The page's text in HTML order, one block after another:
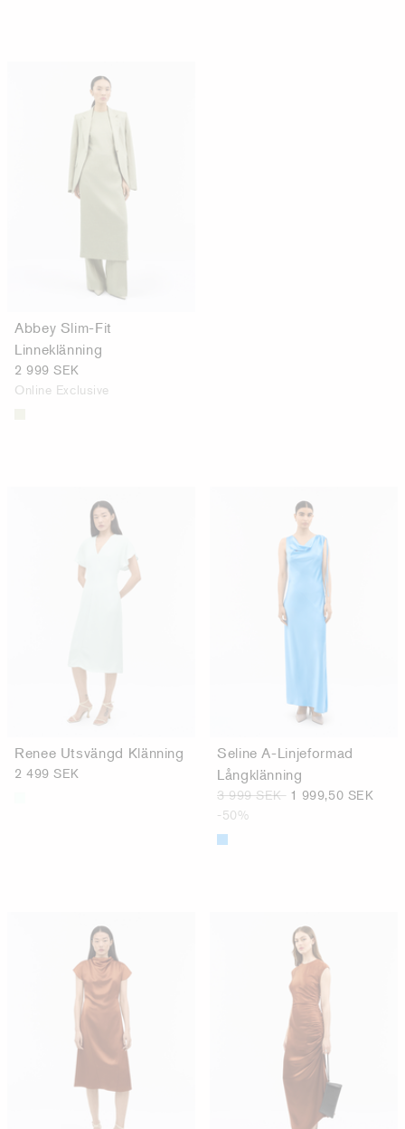
Abbey Slim-Fit
Linneklänning
2 999 SEK
Online Exclusive
Renee Utsvängd Klänning
2 499 SEK
Seline A-Linjeformad
Långklänning
3 999 SEK 1 999,50 SEK
-50%